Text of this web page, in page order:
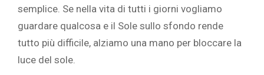
semplice. Se nella vita di tutti i giorni vogliamo
guardare qualcosa e il Sole sullo sfondo rende
tutto più difficile, alziamo una mano per bloccare la
luce del sole.